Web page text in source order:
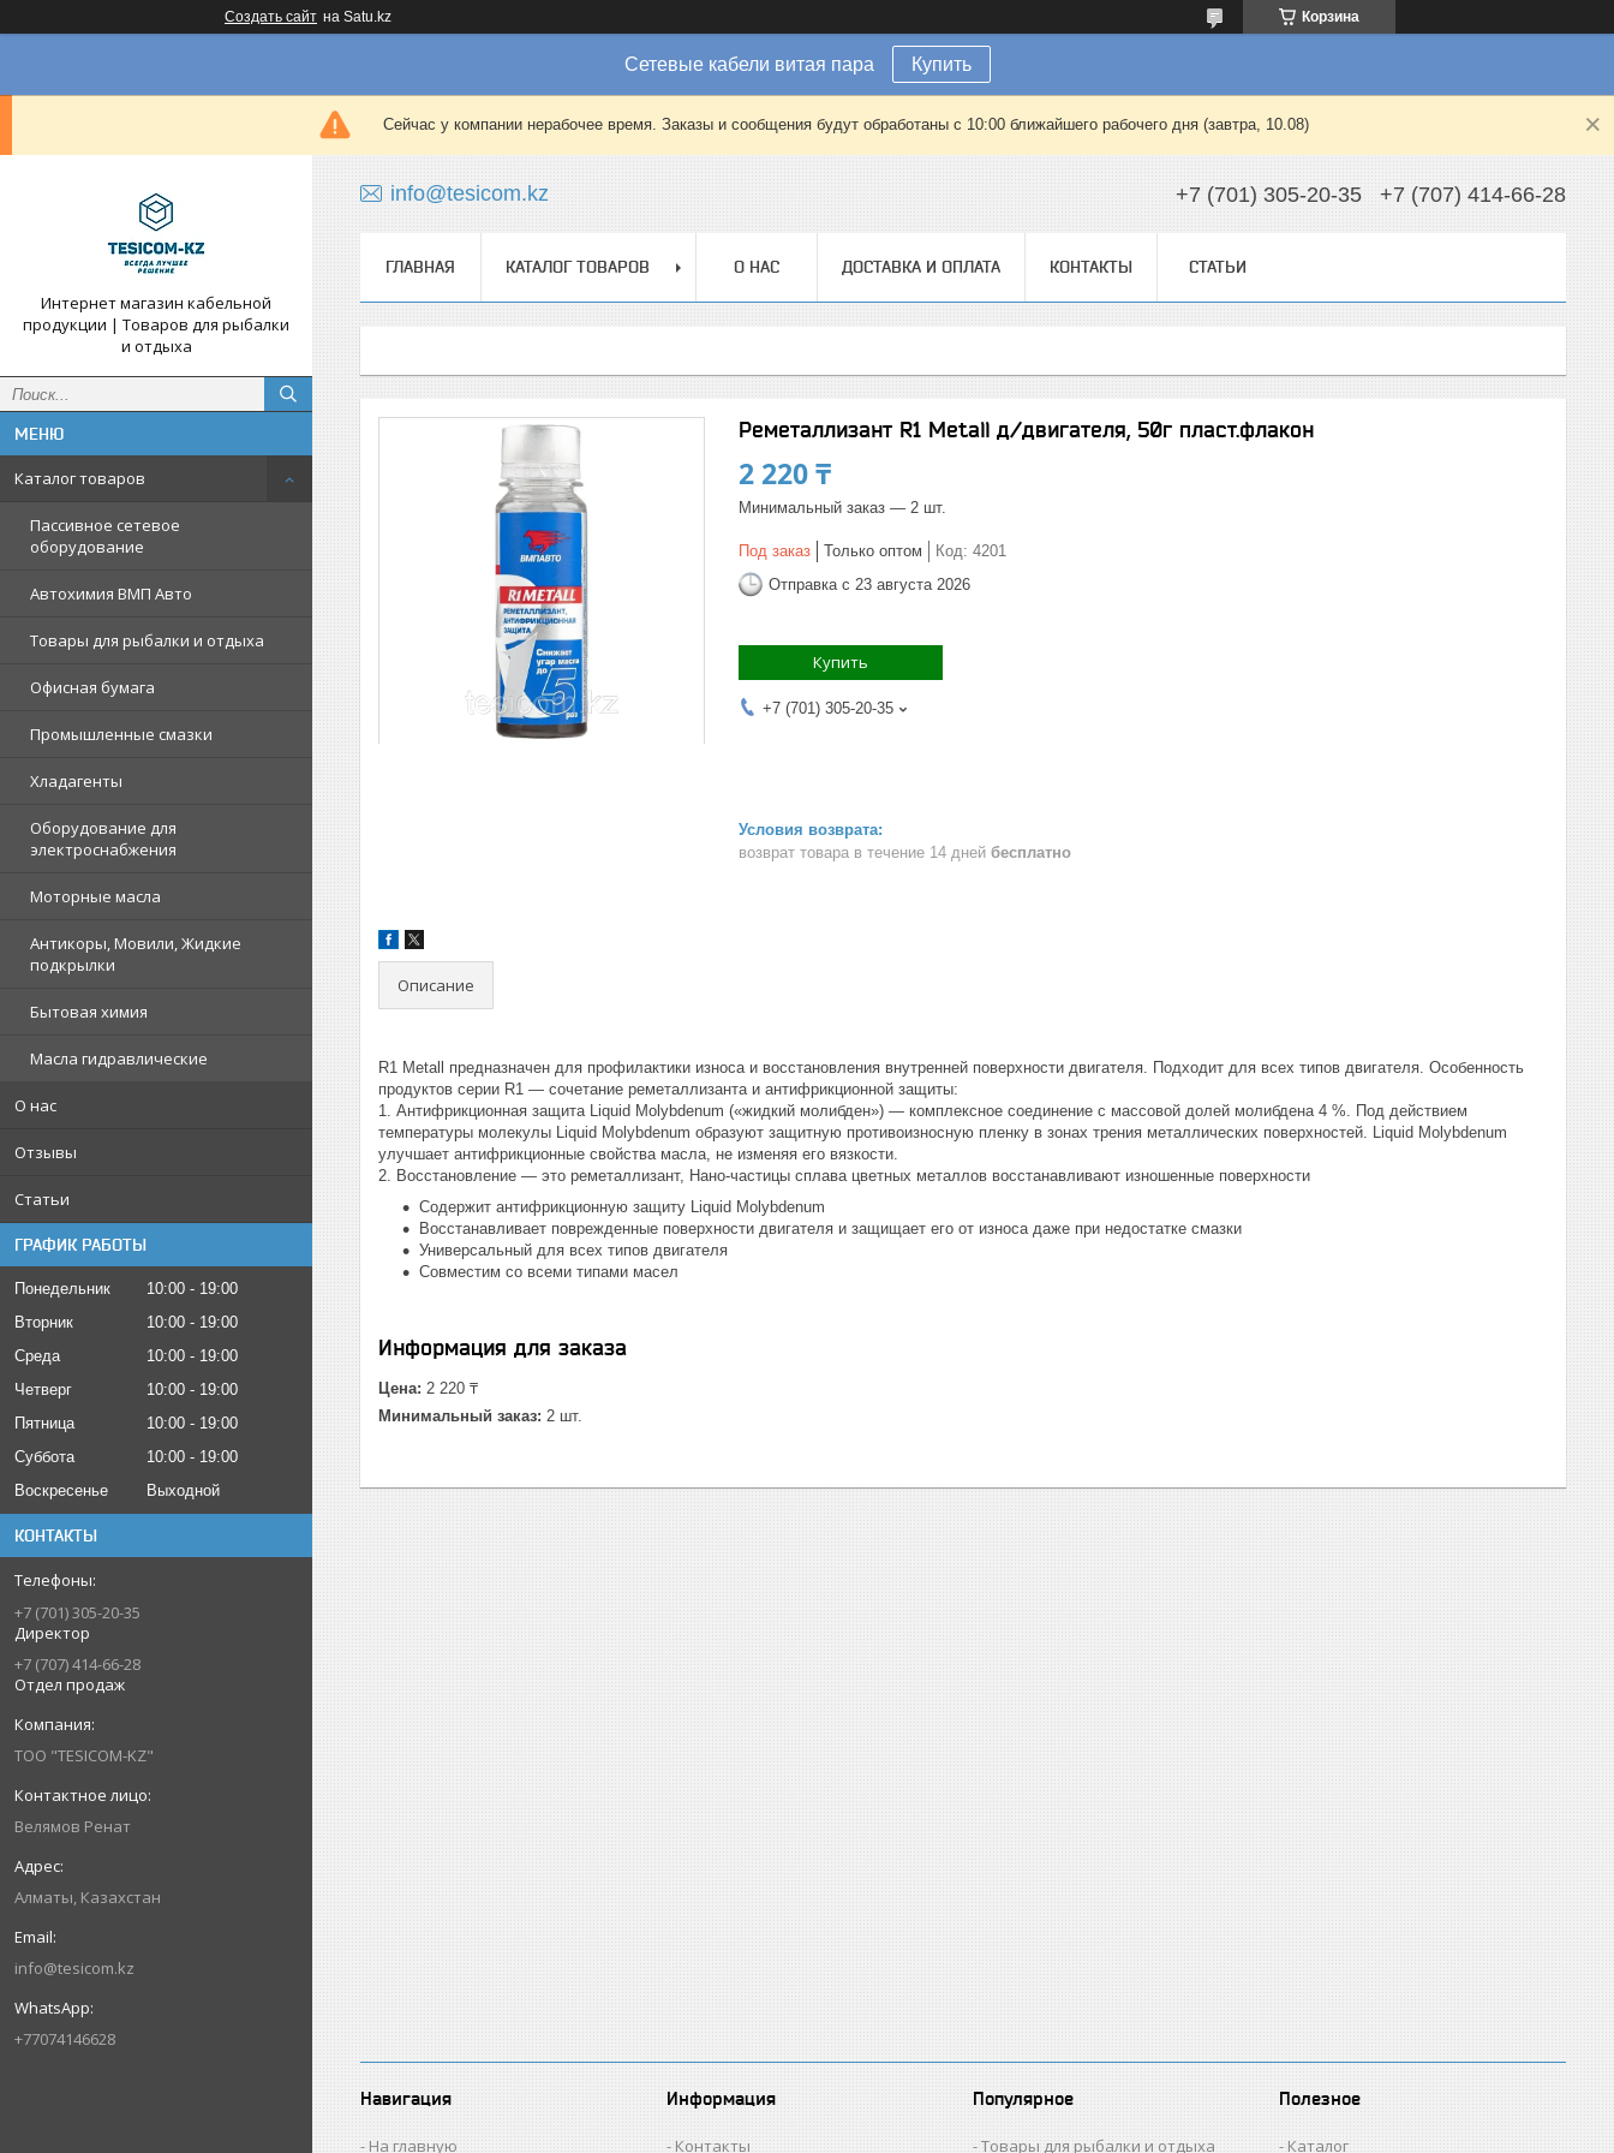
Создать сайт на Satu.kz Корзина
Сетевые кабели витая пара Купить
Сейчас у компании нерабочее время. Заказы и сообщения будут обработаны с 10:00 ближайшего рабочего дня (завтра, 10.08)
Интернет магазин кабельной
продукции | Товаров для рыбалки
и отдыха
Каталог товаров
Пассивное сетевое
оборудование
Автохимия ВМП Авто
Товары для рыбалки и отдыха
Офисная бумага
Промышленные смазки
Хладагенты
Оборудование для
электроснабжения
Моторные масла
Антикоры, Мовили, Жидкие
подкрылки
Бытовая химия
Масла гидравлические
О нас
Отзывы
Статьи
ГРАФИК РАБОТЫ
Понедельник 10:00
19:00
Вторник
10:00
19:00
Среда
10:00
19:00
Четверг
10:00
19:00
Пятница
10:00
19:00
Суббота
10:00
19:00
Воскресенье
Выходной
КОНТАКТЫ
+7 (701) 305-20-35
Директор
+7 (707) 414-66-28
Отдел продаж
ТОО "TESICOM-KZ"
Велямов Ренат
Алматы, Казахстан
info@tesicom.kz
+77074146628
info@tesicom.kz +7 (701) 305-20-35 +7 (707) 414-66-28
ГЛАВНАЯ КАТАЛОГ ТОВАРОВ О НАС ДОСТАВКА И ОПЛАТА КОНТАКТЫ СТАТЬИ
Реметаллизант R1 Metall д/двигателя, 50г пласт.флакон
2 220 ₸
Минимальный заказ — 2 шт.
Под заказ Только оптом Код: 4201
Отправка с 23 августа 2026
Купить
+7 (701) 305-20-35
возврат товара в течение 14 дней бесплатно
Описание
R1 Metall предназначен для профилактики износа и восстановления внутренней поверхности двигателя. Подходит для всех типов двигателя. Особенность
продуктов серии R1 — сочетание реметаллизанта и антифрикционной защиты:
1. Антифрикционная защита Liquid Molybdenum («жидкий молибден») — комплексное соединение с массовой долей молибдена 4 %. Под действием
температуры молекулы Liquid Molybdenum образуют защитную противоизносную пленку в зонах трения металлических поверхностей. Liquid Molybdenum
улучшает антифрикционные свойства масла, не изменяя его вязкости.
2. Восстановление — это реметаллизант, Нано-частицы сплава цветных металлов восстанавливают изношенные поверхности
Содержит антифрикционную защиту Liquid Molybdenum
Восстанавливает поврежденные поверхности двигателя и защищает его от износа даже при недостатке смазки
Универсальный для всех типов двигателя
Совместим со всеми типами масел
Информация для заказа
Цена: 2 220 ₸
Минимальный заказ: 2 шт.
Навигация
На главную
Информация
Контакты
Популярное
Товары для рыбалки и отдыха
Полезное
Каталог